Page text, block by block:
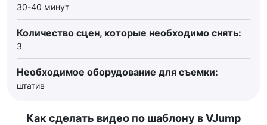
30-40 минут
Количество сцен, которые необходимо снять:
3
Необходимое оборудование для съемки:
штатив
Как сделать видео по шаблону вVJump